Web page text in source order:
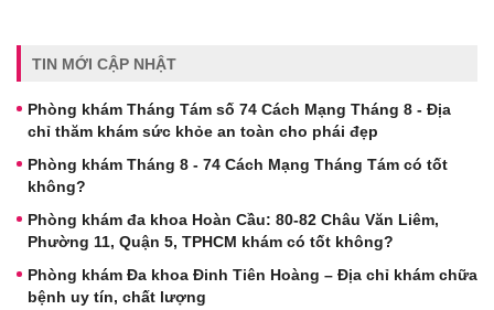
TIN MỚI CẬP NHẬT
Phòng khám Tháng Tám số 74 Cách Mạng Tháng 8 - Địa
chỉ thăm khám sức khỏe an toàn cho phái đẹp
Phòng khám Tháng 8 - 74 Cách Mạng Tháng Tám có tốt
không?
Phòng khám đa khoa Hoàn Cầu: 80-82 Châu Văn Liêm,
Phường 11, Quận 5, TPHCM khám có tốt không?
Phòng khám Đa khoa Đinh Tiên Hoàng – Địa chỉ khám chữa
bệnh uy tín, chất lượng